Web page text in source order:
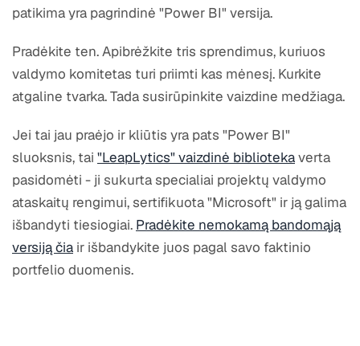
patikima yra pagrindinė "Power BI" versija.
Pradėkite ten. Apibrėžkite tris sprendimus, kuriuos
valdymo komitetas turi priimti kas mėnesį. Kurkite
atgaline tvarka. Tada susirūpinkite vaizdine medžiaga.
Jei tai jau praėjo ir kliūtis yra pats "Power BI"
sluoksnis, tai "LeapLytics" vaizdinė bibliotekaverta
pasidomėti - ji sukurta specialiai projektų valdymo
ataskaitų rengimui, sertifikuota "Microsoft" ir ją galima
išbandyti tiesiogiai. Pradėkite nemokamą bandomąją
versiją čia ir išbandykite juos pagal savo faktinio
portfelio duomenis.